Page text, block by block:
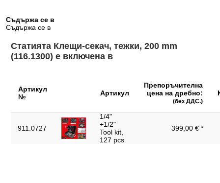
Материал 1:
Норма: DIN ISO 9243
Ръкохватка: Накрайник на маркуч от PVC
Съдържание на
1
410
Съдържа се в
Съдържа се в
Статията Клещи-секач, тежки, 200 mm
(116.1300) е включена в
Артикул
№
Артикул
Препоръчителна
цена на дребно:
(без ДДС.)
911.0727
1/4"
+1/2"
Tool kit,
127 pcs
399,00 € *